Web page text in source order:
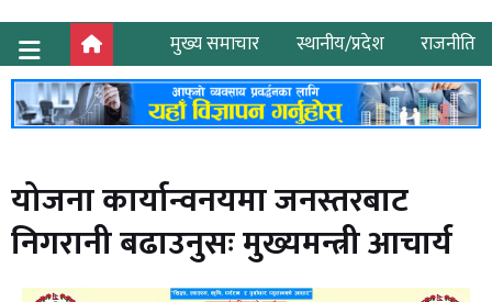
मुख्य समाचार
स्थानीय/प्रदेश राजनीति
योजना कार्यान्वनयमा जनस्तरबाट
निगरानी बढाउनुसः मुख्यमन्त्री आचार्य